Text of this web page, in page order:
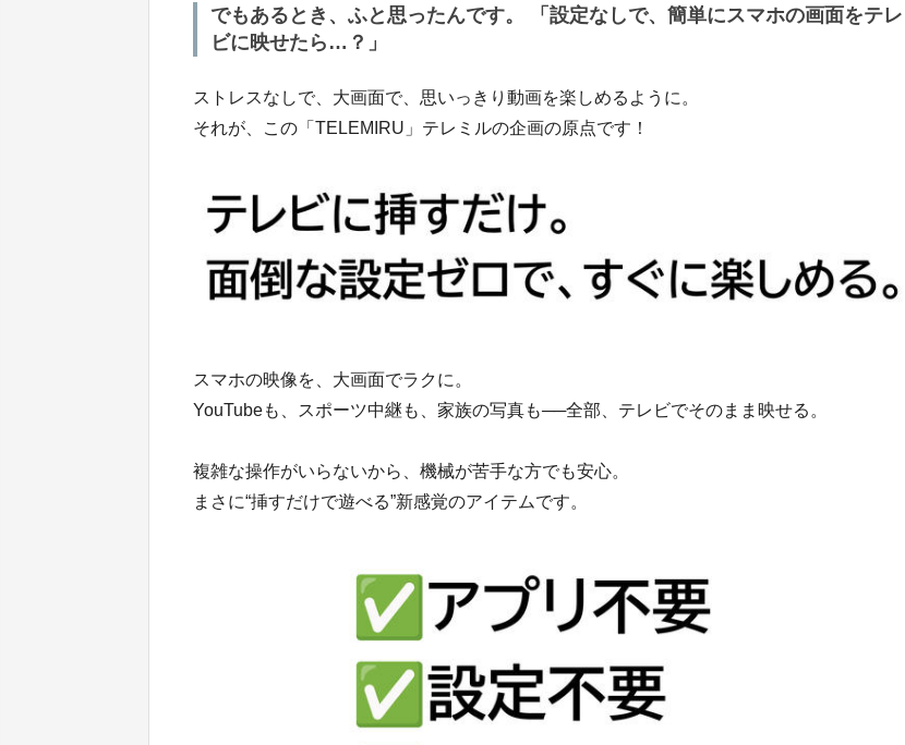
でもあるとき、ふと思ったんです。 「設定なしで、簡単にスマホの画面をテレ
ビに映せたら…？」
ストレスなしで、大画面で、思いっきり動画を楽しめるように。
それが、この「TELEMIRU」テレミルの企画の原点です！
スマホの映像を、大画面でラクに。
YouTubeも、スポーツ中継も、家族の写真も──全部、テレビでそのまま映せる。
複雑な操作がいらないから、機械が苦手な方でも安心。
まさに“挿すだけで遊べる”新感覚のアイテムです。